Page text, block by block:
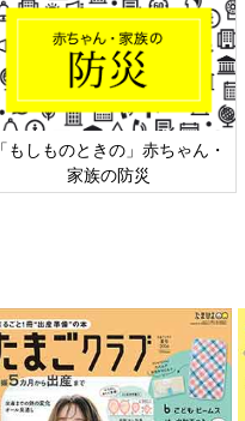
「もしものときの」赤ちゃん・
家族の防災